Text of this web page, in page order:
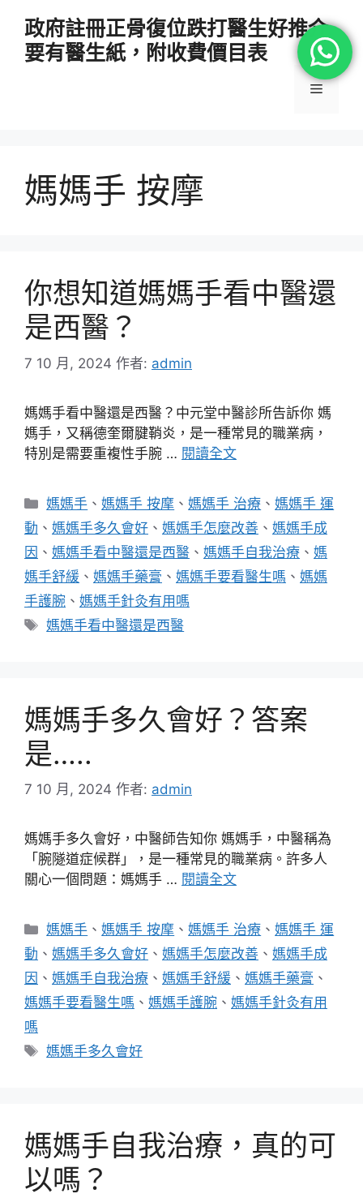
政府註冊正骨復位跌打醫生好推介
要有醫生紙，附收費價目表
選
媽媽手 按摩
你想知道媽媽手看中醫還
是西醫？
7 10 月, 2024 作者: admin
媽媽手看中醫還是西醫？中元堂中醫診所告訴你 媽
媽手，又稱德奎爾腱鞘炎，是一種常見的職業病，
特別是需要重複性手腕 … 閱讀全文
分
類
媽媽手 、媽媽手 按摩 、媽媽手 治療 、媽媽手 運
動 、 媽媽手多久會好 、 媽媽手怎麼改善 、 媽媽手成
因 、 媽媽手看中醫還是西醫 、 媽媽手自我治療 、 媽
媽手舒緩 、 媽媽手藥膏 、 媽媽手要看醫生嗎 、 媽媽
手護腕 、 媽媽手針灸有用嗎
標
媽媽手看中醫還是西醫
媽媽手多久會好？答案
是…..
7 10 月, 2024 作者: admin
媽媽手多久會好，中醫師告知你 媽媽手，中醫稱為
「腕隧道症候群」，是一種常見的職業病。許多人
關心一個問題：媽媽手 … 閱讀全文
分
類
媽媽手 、媽媽手 按摩 、媽媽手 治療 、媽媽手 運
動 、 媽媽手多久會好 、 媽媽手怎麼改善 、 媽媽手成
因 、 媽媽手自我治療 、 媽媽手舒緩 、 媽媽手藥膏 、
媽媽手要看醫生嗎 、 媽媽手護腕 、 媽媽手針灸有用
嗎
標
媽媽手多久會好
媽媽手自我治療，真的可
以嗎？